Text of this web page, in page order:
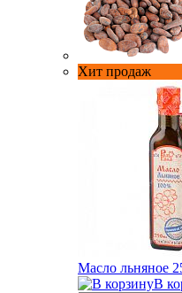
Хит продаж
Масло льняное
В